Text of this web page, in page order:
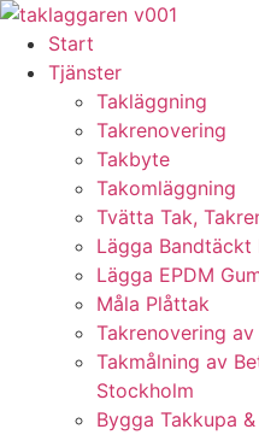
Skip
content
Start
Tjänster
Takläggning
Takrenovering
Takbyte
Takomläggning
Tvätta Tak,
Lägga
Lägga EPDM
Måla Plåttak
Takrenovering
Takmålning av
Stockholm
Bygga Takkupa